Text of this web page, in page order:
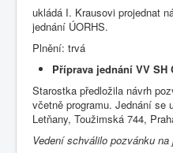
ukládá I. Krausovi projednat
jednání ÚORHS.
Plnění: trvá
Příprava jednání VV SH
Starostka předložila návrh
včetně programu. Jednání se
Letňany, Toužimská 744,
Vedení schválilo pozvánku